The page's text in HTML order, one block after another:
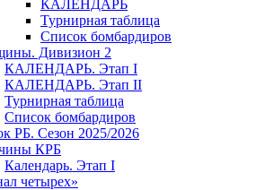
КАЛЕНДАРЬ
Турнирная таблица
Список бомбардиров
Дивизион 2
КАЛЕНДАРЬ. Этап I
КАЛЕНДАРЬ. Этап II
Турнирная таблица
Список бомбардиров
РБ. Сезон 2025/2026
КРБ
Календарь. Этап I
четырех»